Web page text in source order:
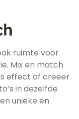
ruimte voor
Mix en match
effect of creëer
in dezelfde
unieke en